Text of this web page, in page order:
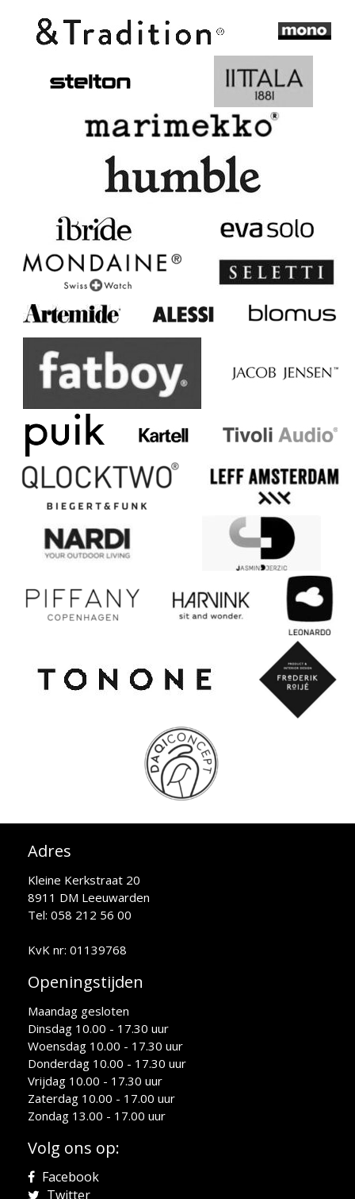
Adres
Kleine Kerkstraat 20
8911 DM Leeuwarden
Tel: 058 212 56 00
KvK nr: 01139768
Openingstijden
Maandag gesloten
Dinsdag 10.00 - 17.30 uur
Woensdag 10.00 - 17.30 uur
Donderdag 10.00 - 17.30 uur
Vrijdag 10.00 - 17.30 uur
Zaterdag 10.00 - 17.00 uur
Zondag 13.00 - 17.00 uur
Volg ons op:
Facebook
Twitter